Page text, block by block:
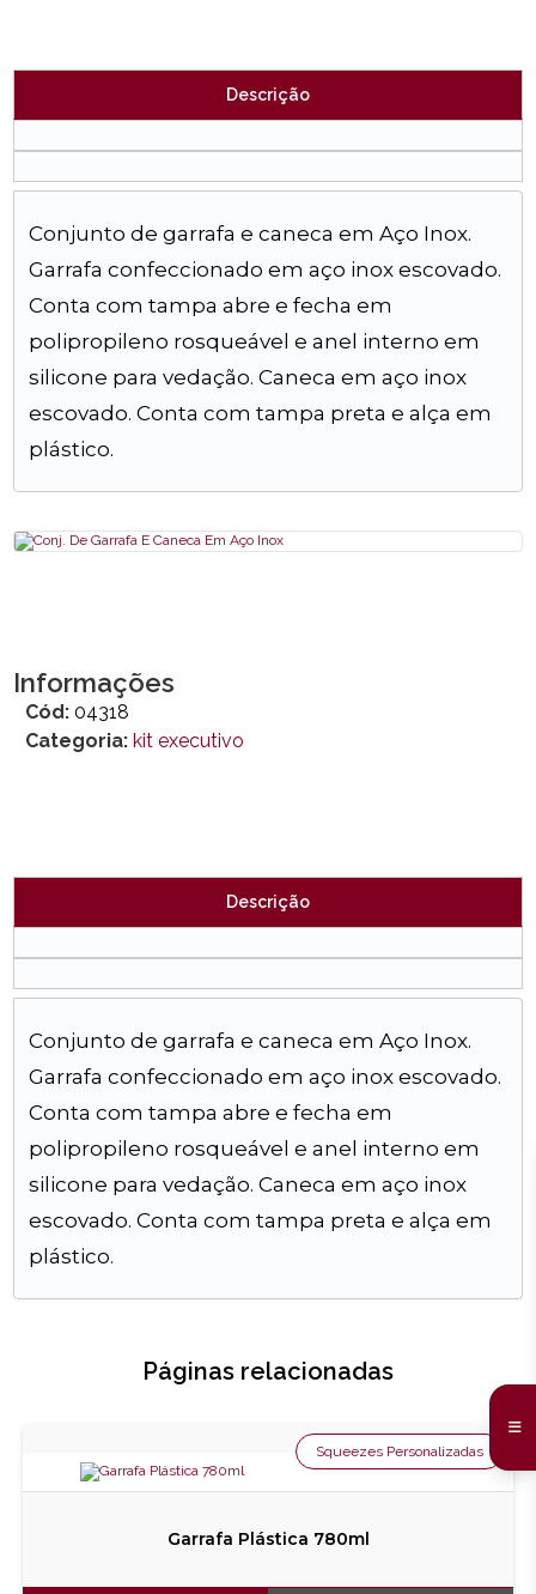
Descrição
Conjunto de garrafa e caneca em Aço Inox.
Garrafa confeccionado em aço inox escovado.
Conta com tampa abre e fecha em
polipropileno rosqueável e anel interno em
silicone para vedação. Caneca em aço inox
escovado. Conta com tampa preta e alça em
plástico.
Informações
Cód: 04318
Categoria: kit executivo
Descrição
Conjunto de garrafa e caneca em Aço Inox.
Garrafa confeccionado em aço inox escovado.
Conta com tampa abre e fecha em
polipropileno rosqueável e anel interno em
silicone para vedação. Caneca em aço inox
escovado. Conta com tampa preta e alça em
plástico.
Páginas relacionadas
Garrafa Plástica 780ml
Squeezes Personalizadas